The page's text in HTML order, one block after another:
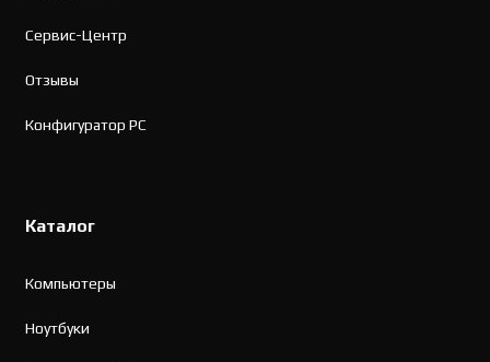
Сервис-Центр
Отзывы
Конфигуратор PC
Каталог
Компьютеры
Ноутбуки